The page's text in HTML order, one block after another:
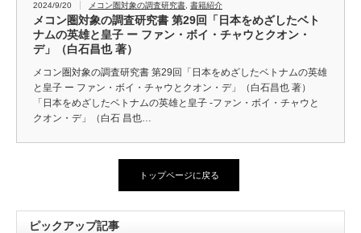
2024/9/20 メコン圏対象の調査研究書 書籍紹介
メコン圏対象の調査研究書 第29回「日本をめざしたベト
ナムの英雄と皇子 ー ファン・ボイ・チャウとクオン・
デ」（白石昌也 著）
メコン圏対象の調査研究書 第29回「日本をめざしたベトナムの英雄
と皇子 ー ファン・ボイ・チャウとクオン・デ」（白石昌也 著）
「日本をめざしたベトナムの英雄と皇子 -ファン・ボイ・チャウと
クオン・デ」（白石 昌也…
トップページに戻る
ピックアップ記事